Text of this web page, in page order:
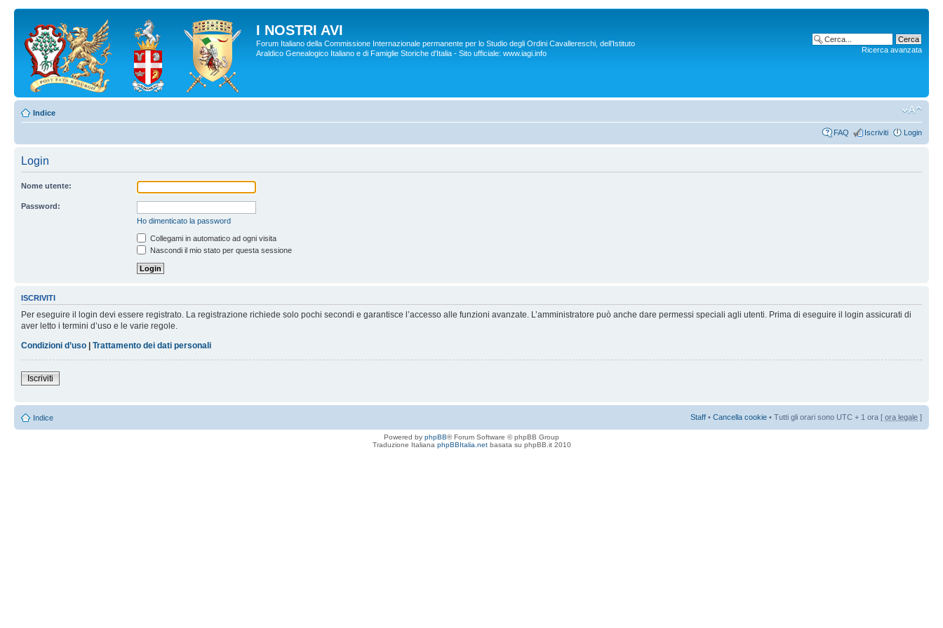
I NOSTRI AVI
Forum Italiano della Commissione Internazionale permanente per lo Studio degli Ordini Cavallereschi, dell’Istituto
Araldico Genealogico Italiano e di Famiglie Storiche d'Italia - Sito ufficiale: www.iagi.info
Ricerca avanzata
Indice
FAQ Iscriviti Login
Login
Nome utente:
Password:
Ho dimenticato la password
Collegami in automatico ad ogni visita
Nascondi il mio stato per questa sessione
ISCRIVITI
Per eseguire il login devi essere registrato. La registrazione richiede solo pochi secondi e garantisce l’accesso alle funzioni avanzate. L’amministratore può anche dare permessi speciali agli utenti. Prima di eseguire il login assicurati di
aver letto i termini d’uso e le varie regole.
Condizioni d’uso | Trattamento dei dati personali
Iscriviti
Indice Staff • Cancella cookie • Tutti gli orari sono UTC + 1 ora [ ora legale ]
Powered by phpBB® Forum Software © phpBB Group
Traduzione Italiana phpBBItalia.netbasata su phpBB.it 2010